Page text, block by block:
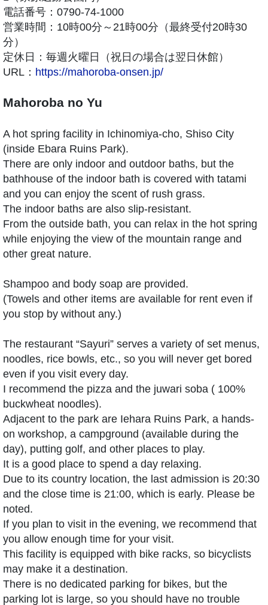
電話番号：0790-74-1000
営業時間：10時00分～21時00分（最終受付20時30
分）
定休日：毎週火曜日（祝日の場合は翌日休館）
URL： https://mahoroba-onsen.jp/
Mahoroba no Yu
A hot spring facility in Ichinomiya-cho, Shiso City
(inside Ebara Ruins Park).
There are only indoor and outdoor baths, but the
bathhouse of the indoor bath is covered with tatami
and you can enjoy the scent of rush grass.
The indoor baths are also slip-resistant.
From the outside bath, you can relax in the hot spring
while enjoying the view of the mountain range and
other great nature.
Shampoo and body soap are provided.
(Towels and other items are available for rent even if
you stop by without any.)
The restaurant “Sayuri” serves a variety of set menus,
noodles, rice bowls, etc., so you will never get bored
even if you visit every day.
I recommend the pizza and the juwari soba ( 100%
buckwheat noodles).
Adjacent to the park are Iehara Ruins Park, a hands-
on workshop, a campground (available during the
day), putting golf, and other places to play.
It is a good place to spend a day relaxing.
Due to its country location, the last admission is 20:30
and the close time is 21:00, which is early. Please be
noted.
If you plan to visit in the evening, we recommend that
you allow enough time for your visit.
This facility is equipped with bike racks, so bicyclists
may make it a destination.
There is no dedicated parking for bikes, but the
parking lot is large, so you should have no trouble